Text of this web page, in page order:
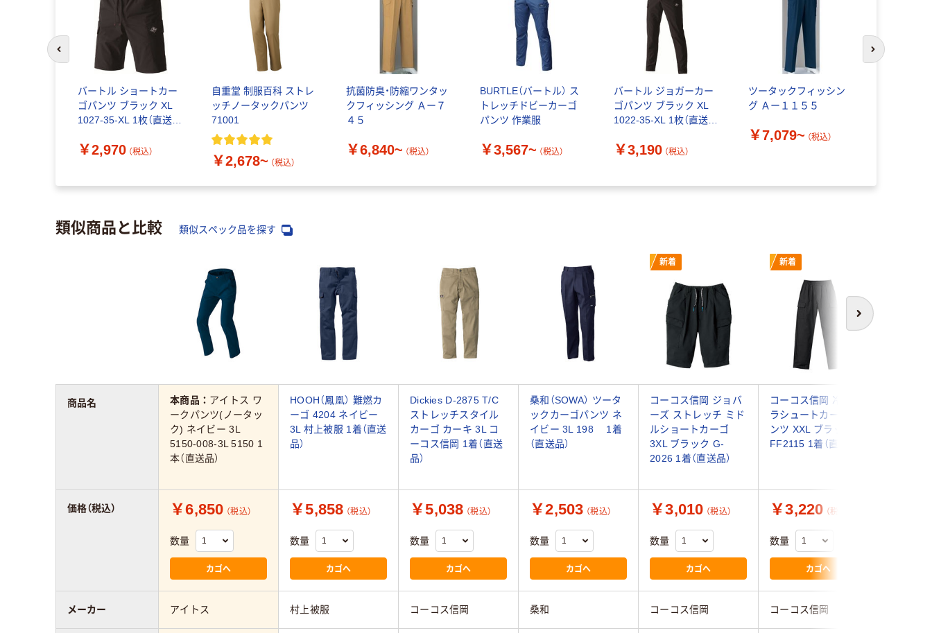
バートル ショートカー
ゴパンツ ブラック XL
1027-35-XL 1枚（直送
￥2,970 （税込）
自重堂 制服百科 ストレ
ッチノータックパンツ
71001
￥2,678~ （税込）
抗菌防臭・防縮ワンタッ
クフィッシング Ａー７
４５
￥6,840~ （税込）
BURTLE（バートル） ス
トレッチドビーカーゴ
パンツ 作業服
￥3,567~ （税込）
バートル ジョガーカー
ゴパンツ ブラック XL
1022-35-XL 1枚（直送
￥3,190 （税込）
ツータックフィッシン
グ Ａー１１５５
￥7,079~ （税込）
前のスライドへ 次のスライド
類似商品と比較 類似スペック品を探す
次へ
新着 新着
本商品： アイトス ワ
ークパンツ(ノータッ
ク) ネイビー 3L
5150-008-3L 5150 1
本（直送品）
HOOH（鳳凰） 難燃カ
ーゴ 4204 ネイビー
3L 村上被服 1着（直送
品）
Dickies D-2875 T/C
ストレッチスタイル
カーゴ カーキ 3L コ
ーコス信岡 1着（直送
品）
桑和（SOWA） ツータ
ックカーゴパンツ ネ
イビー 3L 198 1着
（直送品）
コーコス信岡 ジョバ
ーズ ストレッチ ミド
ルショートカーゴ
3XL ブラック G-
2026 1着（直送品）
コーコス信岡 冷感パ
ラシュートカーゴパ
ンツ XXL ブラック
FF2115 1着（直送品）
￥6,850 （税込）
数量
カゴへ
￥5,858 （税込）
数量
カゴへ
￥5,038 （税込）
数量
カゴへ
￥2,503 （税込）
数量
カゴへ
￥3,010 （税込）
数量
カゴへ
￥3,220 （税込）
数量
カゴへ
アイトス 村上被服 コーコス信岡 桑和 コーコス信岡 コーコス信岡
商品名
価格（税込）
メーカー